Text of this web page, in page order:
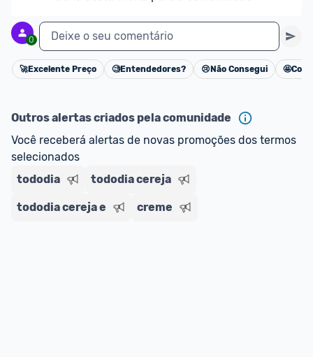
0 Deixe o seu comentário
Cancelar
🚀Excelente Preço 🧐Entendedores? 😢 Não Consegui 🤩
Outros alertas criados pela comunidade
Você receberá alertas de novas promoções dos termos
selecionados
tododia
tododia cereja
tododia cereja e creme